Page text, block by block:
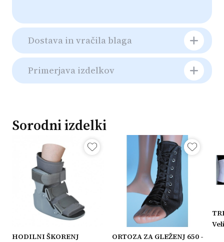
Dostava in vračila blaga
Primerjava izdelkov
Sorodni izdelki
HODILNI ŠKORENJ
ORTOZA ZA GLEŽENJ 650 -